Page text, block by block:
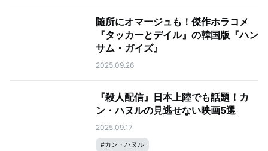
随所にオマージュも！傑作ホラコメ
『タッカーとデイル』の韓国版『ハン
サム・ガイズ』
2025.09.26
『殺人配信』日本上陸でも話題！カ
ン・ハヌルの見逃せない映画5選
2025.09.17
#カン・ハヌル